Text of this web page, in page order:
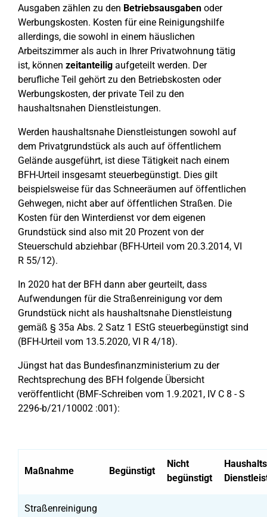
Ausgaben zählen zu den Betriebsausgaben oder
Werbungskosten. Kosten für eine Reinigungshilfe
allerdings, die sowohl in einem häuslichen
Arbeitszimmer als auch in Ihrer Privatwohnung tätig
ist, können zeitanteilig aufgeteilt werden. Der
berufliche Teil gehört zu den Betriebskosten oder
Werbungskosten, der private Teil zu den
haushaltsnahen Dienstleistungen.
Werden haushaltsnahe Dienstleistungen sowohl auf
dem Privatgrundstück als auch auf öffentlichem
Gelände ausgeführt, ist diese Tätigkeit nach einem
BFH-Urteil insgesamt steuerbegünstigt. Dies gilt
beispielsweise für das Schneeräumen auf öffentlichen
Gehwegen, nicht aber auf öffentlichen Straßen. Die
Kosten für den Winterdienst vor dem eigenen
Grundstück sind also mit 20 Prozent von der
Steuerschuld abziehbar (BFH-Urteil vom 20.3.2014, VI
R 55/12).
In 2020 hat der BFH dann aber geurteilt, dass
Aufwendungen für die Straßenreinigung vor dem
Grundstück nicht als haushaltsnahe Dienstleistung
gemäß § 35a Abs. 2 Satz 1 EStG steuerbegünstigt sind
(BFH-Urteil vom 13.5.2020, VI R 4/18).
Jüngst hat das Bundesfinanzministerium zu der
Rechtsprechung des BFH folgende Übersicht
veröffentlicht (BMF-Schreiben vom 1.9.2021, IV C 8 - S
2296-b/21/10002 :001):
Maßnahme Begünstigt
Nicht
begünstigt
Straßenreinigung